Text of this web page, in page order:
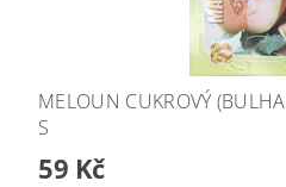
MELOUN CUKROVÝ
S
59 Kč